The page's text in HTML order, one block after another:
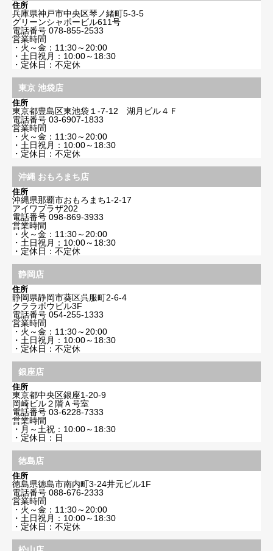
住所
兵庫県神戸市中央区琴ノ緒町5-3-5
グリーンシャポービル611号
電話番号 078-855-2533
営業時間
・火～金：11:30～20:00
・土日祝月：10:00～18:30
・定休日：不定休
東京 池袋店
住所
東京都豊島区東池袋１-7-12 湖月ビル４Ｆ
電話番号 03-6907-1833
営業時間
・火～金：11:30～20:00
・土日祝月：10:00～18:30
・定休日：不定休
沖縄 おもろまち店
住所
沖縄県那覇市おもろまち1-2-17
アイワプラザ202
電話番号 098-869-3933
営業時間
・火～金：11:30～20:00
・土日祝月：10:00～18:30
・定休日：不定休
静岡店
住所
静岡県静岡市葵区呉服町2-6-4
クララボウビル3F
電話番号 054-255-1333
営業時間
・火～金：11:30～20:00
・土日祝月：10:00～18:30
・定休日：不定休
銀座店
住所
東京都中央区銀座1-20-9
岡崎ビル２階Ａ号室
電話番号 03-6228-7333
営業時間
・月～土祝：10:00～18:30
・定休日：日
徳島店
住所
徳島県徳島市南内町3-24井元ビル1F
電話番号 088-676-2333
営業時間
・火～金：11:30～20:00
・土日祝月：10:00～18:30
・定休日：不定休